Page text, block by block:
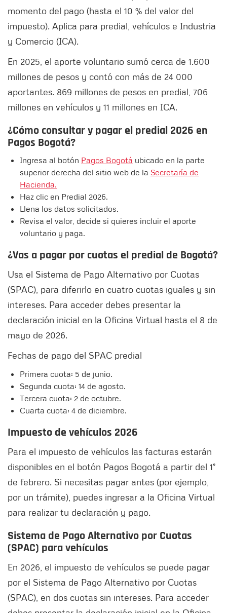
momento del pago (hasta el 10 % del valor del
impuesto). Aplica para predial, vehículos e Industria
y Comercio (ICA).
En 2025, el aporte voluntario sumó cerca de 1.600
millones de pesos y contó con más de 24 000
aportantes. 869 millones de pesos en predial, 706
millones en vehículos y 11 millones en ICA.
¿Cómo consultar y pagar el predial 2026 en
Pagos Bogotá?
Ingresa al botón Pagos Bogotá ubicado en la parte
superior derecha del sitio web de la Secretaría de
Hacienda.
Haz clic en Predial 2026.
Llena los datos solicitados.
Revisa el valor, decide si quieres incluir el aporte
voluntario y paga.
¿Vas a pagar por cuotas el predial de Bogotá?
Usa el Sistema de Pago Alternativo por Cuotas
(SPAC), para diferirlo en cuatro cuotas iguales y sin
intereses. Para acceder debes presentar la
declaración inicial en la Oficina Virtual hasta el 8 de
mayo de 2026.
Fechas de pago del SPAC predial
Primera cuota: 5 de junio.
Segunda cuota: 14 de agosto.
Tercera cuota: 2 de octubre.
Cuarta cuota: 4 de diciembre.
Impuesto de vehículos 2026
Para el impuesto de vehículos las facturas estarán
disponibles en el botón Pagos Bogotá a partir del 1°
de febrero. Si necesitas pagar antes (por ejemplo,
por un trámite), puedes ingresar a la Oficina Virtual
para realizar tu declaración y pago.
Sistema de Pago Alternativo por Cuotas
(SPAC) para vehículos
En 2026, el impuesto de vehículos se puede pagar
por el Sistema de Pago Alternativo por Cuotas
(SPAC), en dos cuotas sin intereses. Para acceder